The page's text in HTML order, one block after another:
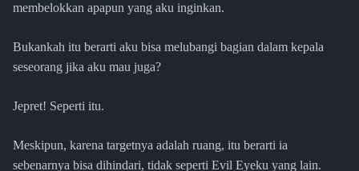
membelokkan apapun yang aku inginkan.
Bukankah itu berarti aku bisa melubangi bagian dalam kepala
seseorang jika aku mau juga?
Jepret! Seperti itu.
Meskipun, karena targetnya adalah ruang, itu berarti ia
sebenarnya bisa dihindari, tidak seperti Evil Eyeku yang lain.